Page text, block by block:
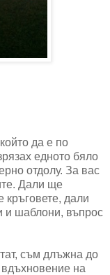
да е по
едното бяло
отдолу. За вас
Дали ще
кръговете, дали
и шаблони, въпрос
съм длъжна до
вдъхновение на